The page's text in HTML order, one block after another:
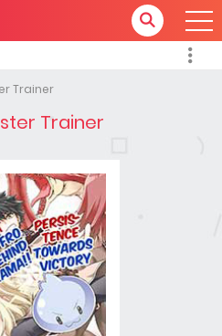
Trainer
Trainer